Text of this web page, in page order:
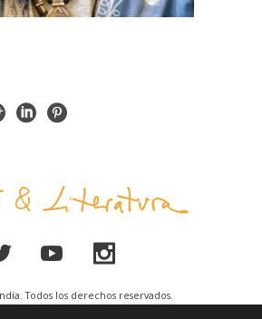
Todos los derechos reservados.